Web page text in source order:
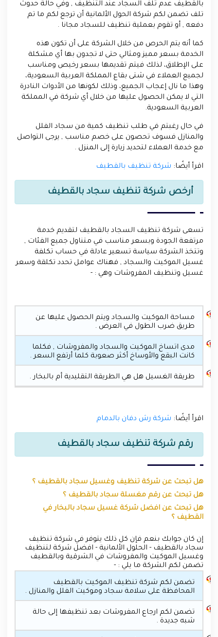
بالقطيف عدم تلف السجاد عند التنظيف , وفي حالة حدوث
تلف تضمن لكم شركة الحول الألمانية أن ترجع لكم ما تم
دفعه , أو تقوم بعملية تنظيف للسجاد مجانا .
كما أنه يتم الحرص من خلال الشركة على أن تكون هذه
الخدمة بسعر مميز ومثالي حتى لا تجدون بها أي مشكلة
على الإطلاق، لذلك فيتم تقديمها بسعر رخيص ومناسب
لجميع العملاء في شتى بقاع المملكة العربية السعودية،
وهذا ما نال إعجاب الجميع، وذلك لكونها من الأدوات النادرة
التي لا يمكن الحصول عليها من خلال أي شركة في المملكة
العربية السعودية.
في حال رغبتم في طلب تنظيف كمية من سجاد الفلل
والمنازل فسوف تحصون على خصم مناسب , يرجى التواصل
مع خدمة العملاء لتحديد زيارة إلى المنزل .
اقرأ أيضًا: شركة تنظيف بالقطيف
أرخص شركة تنظيف سجاد بالقطيف
تسعى شركة تنظيف السجاد بالقطيف لتقديم خدمة
مرتفعة الجودة وبسعر مناسب في متناول جميع الفئات ,
وتتخذ الشركة سياسة تسعير عادلة في حساب تكلفة
غسيل الموكيت والسجاد , فهناك عوامل تحدد تكلقة وسعر
غسيل وتنظيف المفروشات وهي : -
مساحة الموكيت والسجاد ويتم الحصول عليها عن
طريق ضرب الطول في العرض .
مدى اتساخ الموكيت والسجاد والمفروشات , فكلما
كانت البقع والأوساخ أكثر صعوبة كلما أرتفع السعر .
طريقة الغسيل هل هي الطريقة التقليدية أم بالبخار .
اقرأ أيضًا: شركة رش دفان بالدمام
رقم شركة تنظيف سجاد بالقطيف
هل تبحث عن شركة تنظيف وغسيل سجاد بالقطيف ؟
هل تبحث عن رقم مغسلة سجاد بالقطيف ؟
هل تبحث عن افضل شركة غسيل سجاد بالبخار في
القطيف ؟
إن كان جوابك بنعم فإن كل ذلك يتوفر في شركة تنظيف
سجاد بالقطيف - الحلول الألمانية - افضل شركة لتنظيف
وغسيل الموكيت والمفروشات في الشرقية وبالقطيف
تضمن لكم الشركة ما يلي : -
تضمن لكم شركة تنظيف الموكيت بالقطيف
المحافظة على سلامة سجاد وموكيت الفلل والمنازل .
تضمن لكم ارجاع المفروشات بعد تنظيفها إلى حالة
شبه جديدة .